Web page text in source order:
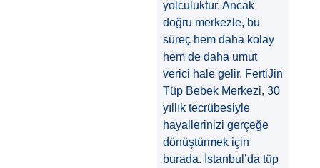
yolculuktur. Ancak
doğru merkezle, bu
süreç hem daha kolay
hem de daha umut
verici hale gelir. FertiJin
Tüp Bebek Merkezi, 30
yıllık tecrübesiyle
hayallerinizi gerçeğe
dönüştürmek için
burada. İstanbul’da tüp